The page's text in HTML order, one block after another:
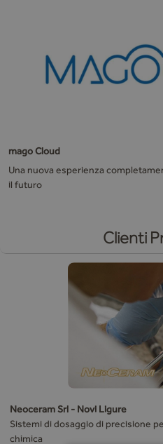
mago Cloud
Una nuova esperienza
il futuro
Clienti
Neoceram Srl - Novi Ligure
Sistemi di dosaggio di precisione
chimica